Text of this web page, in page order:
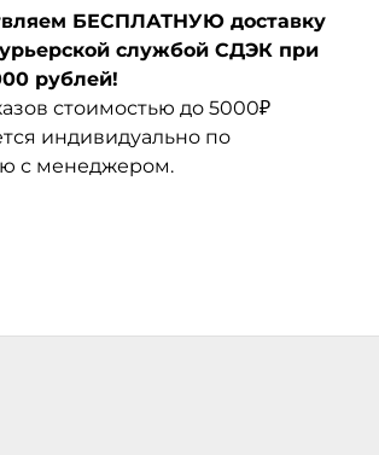
БЕСПЛАТНУЮ доставку
службой СДЭК при
рублей!
стоимостью до 5000₽
индивидуально по
с менеджером.